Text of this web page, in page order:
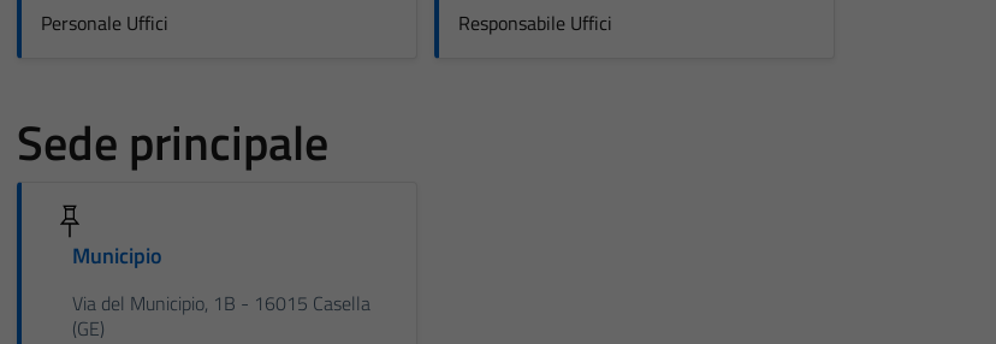
Personale Uffici Responsabile Uffici
Sede principale
Municipio
Via del Municipio, 1B - 16015 Casella
(GE)